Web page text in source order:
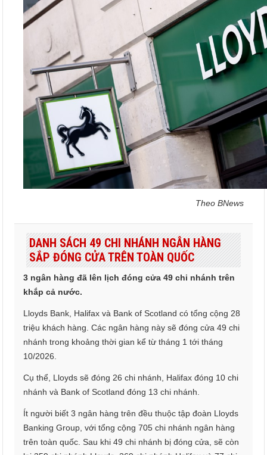
Theo BNews
DANH SÁCH 49 CHI NHÁNH NGÂN HÀNG
SẮP ĐÓNG CỬA TRÊN TOÀN QUỐC
3 ngân hàng đã lên lịch đóng cửa 49 chi nhánh trên
khắp cả nước.
Lloyds Bank, Halifax và Bank of Scotland có tổng cộng 28
triệu khách hàng. Các ngân hàng này sẽ đóng cửa 49 chi
nhánh trong khoảng thời gian kể từ tháng 1 tới tháng
10/2026.
Cụ thể, Lloyds sẽ đóng 26 chi nhánh, Halifax đóng 10 chi
nhánh và Bank of Scotland đóng 13 chi nhánh.
Ít người biết 3 ngân hàng trên đều thuộc tập đoàn Lloyds
Banking Group, với tổng cộng 705 chi nhánh ngân hàng
trên toàn quốc. Sau khi 49 chi nhánh bị đóng cửa, sẽ còn